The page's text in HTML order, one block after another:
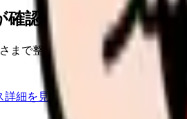
認したい内容に直せ
で整理し、応募前の不安を減ら
詳細を見る